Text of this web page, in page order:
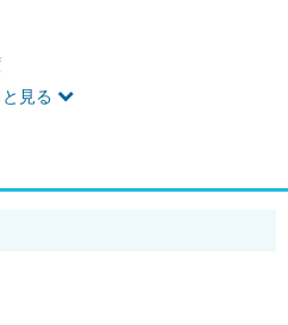
見る
会社Fringが取り扱う紹介求人で
と株式会社Fringの担当者よりご連